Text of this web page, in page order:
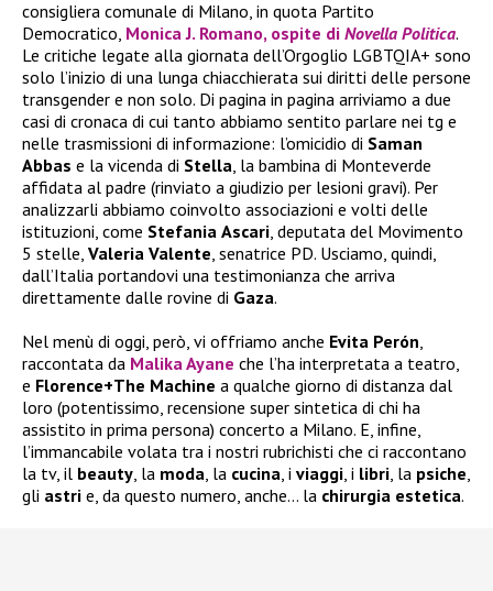
consigliera comunale di Milano, in quota Partito
Democratico, Monica J. Romano, ospite di Novella Politica.
Le critiche legate alla giornata dell’Orgoglio LGBTQIA+ sono
solo l’inizio di una lunga chiacchierata sui diritti delle persone
transgender e non solo. Di pagina in pagina arriviamo a due
casi di cronaca di cui tanto abbiamo sentito parlare nei tg e
nelle trasmissioni di informazione: l’omicidio di Saman
Abbas e la vicenda di Stella, la bambina di Monteverde
affidata al padre (rinviato a giudizio per lesioni gravi). Per
analizzarli abbiamo coinvolto associazioni e volti delle
istituzioni, come Stefania Ascari, deputata del Movimento
5 stelle, Valeria Valente, senatrice PD. Usciamo, quindi,
dall’Italia portandovi una testimonianza che arriva
direttamente dalle rovine di Gaza.
Nel menù di oggi, però, vi offriamo anche Evita Perón,
raccontata da Malika Ayane che l’ha interpretata a teatro,
e Florence+The Machine a qualche giorno di distanza dal
loro (potentissimo, recensione super sintetica di chi ha
assistito in prima persona) concerto a Milano. E, infine,
l’immancabile volata tra i nostri rubrichisti che ci raccontano
la tv, il beauty, la moda, la cucina, i viaggi, i libri, la psiche,
gli astri e, da questo numero, anche… la chirurgia estetica.